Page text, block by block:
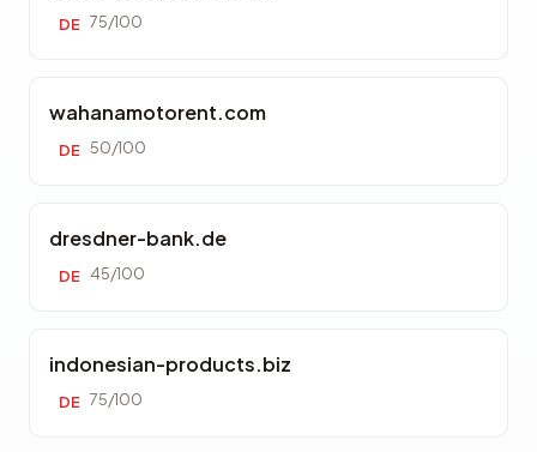
DE 75/100
wahanamotorent.com
DE 50/100
dresdner-bank.de
DE 45/100
indonesian-products.biz
DE 75/100